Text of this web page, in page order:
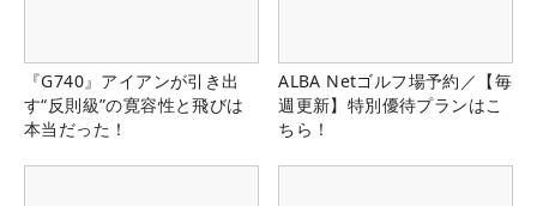
『G740』アイアンが引き出
す“反則級”の寛容性と飛びは
本当だった！
ALBA Netゴルフ場予約／【毎
週更新】特別優待プランはこ
ちら！